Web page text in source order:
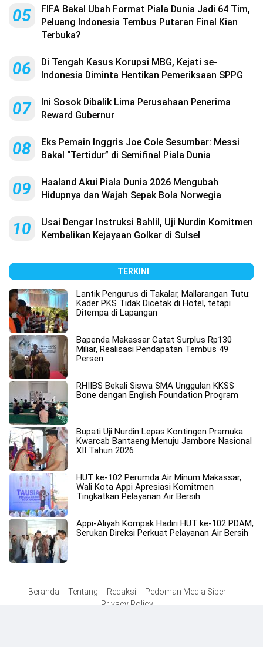
05
FIFA Bakal Ubah Format Piala Dunia Jadi 64 Tim,
Peluang Indonesia Tembus Putaran Final Kian
Terbuka?
06
Di Tengah Kasus Korupsi MBG, Kejati se-
Indonesia Diminta Hentikan Pemeriksaan SPPG
07
Ini Sosok Dibalik Lima Perusahaan Penerima
Reward Gubernur
08
Eks Pemain Inggris Joe Cole Sesumbar: Messi
Bakal “Tertidur” di Semifinal Piala Dunia
09
Haaland Akui Piala Dunia 2026 Mengubah
Hidupnya dan Wajah Sepak Bola Norwegia
10
Usai Dengar Instruksi Bahlil, Uji Nurdin Komitmen
Kembalikan Kejayaan Golkar di Sulsel
TERKINI
Lantik Pengurus di Takalar, Mallarangan Tutu:
Kader PKS Tidak Dicetak di Hotel, tetapi
Ditempa di Lapangan
Bapenda Makassar Catat Surplus Rp130
Miliar, Realisasi Pendapatan Tembus 49
Persen
RHIIBS Bekali Siswa SMA Unggulan KKSS
Bone dengan English Foundation Program
Bupati Uji Nurdin Lepas Kontingen Pramuka
Kwarcab Bantaeng Menuju Jambore Nasional
XII Tahun 2026
HUT ke-102 Perumda Air Minum Makassar,
Wali Kota Appi Apresiasi Komitmen
Tingkatkan Pelayanan Air Bersih
Appi-Aliyah Kompak Hadiri HUT ke-102 PDAM,
Serukan Direksi Perkuat Pelayanan Air Bersih
Beranda Tentang Redaksi
Pedoman Media Siber
Privacy Policy